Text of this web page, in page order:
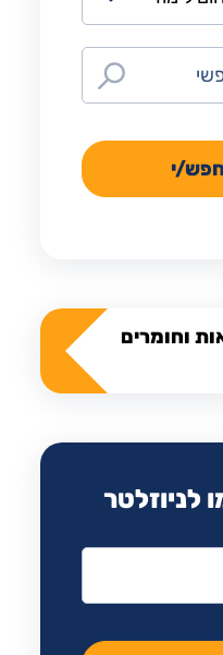
חפש/י
וחומרים
לניוזלטר